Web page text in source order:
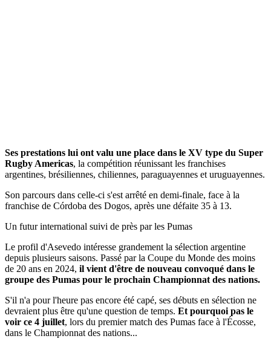
Ses prestations lui ont valu une place dans le XV type du Super
Rugby Americas, la compétition réunissant les franchises
argentines, brésiliennes, chiliennes, paraguayennes et uruguayennes.
Son parcours dans celle-ci s'est arrêté en demi-finale, face à la
franchise de Córdoba des Dogos, après une défaite 35 à 13.
Un futur international suivi de près par les Pumas
Le profil d'Asevedo intéresse grandement la sélection argentine
depuis plusieurs saisons. Passé par la Coupe du Monde des moins
de 20 ans en 2024, il vient d'être de nouveau convoqué dans le
groupe des Pumas pour le prochain Championnat des nations.
S'il n'a pour l'heure pas encore été capé, ses débuts en sélection ne
devraient plus être qu'une question de temps. Et pourquoi pas le
voir ce 4 juillet, lors du premier match des Pumas face à l'Écosse,
dans le Championnat des nations...